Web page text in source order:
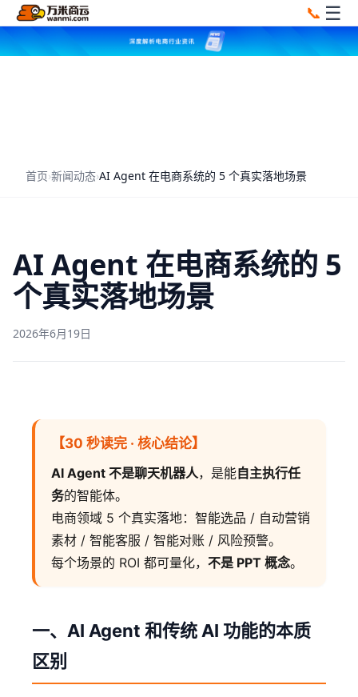
📞 ☰
首页›新闻动态›AI Agent 在电商系统的 5 个真实落地场景
AI Agent 在电商系统的 5
个真实落地场景
2026年6月19日
【30 秒读完 · 核心结论】
AI Agent 不是聊天机器人，是能自主执行任
务的智能体。
电商领域 5 个真实落地：智能选品 / 自动营销
素材 / 智能客服 / 智能对账 / 风险预警。
每个场景的 ROI 都可量化， 不是 PPT 概念。
一、AI Agent 和传统 AI 功能的本质
区别